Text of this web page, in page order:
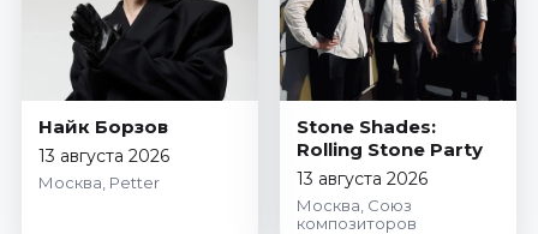
Найк Борзов
13 августа 2026
Москва, Petter
Stone Shades:
Rolling Stone Party
13 августа 2026
Москва, Союз
композиторов